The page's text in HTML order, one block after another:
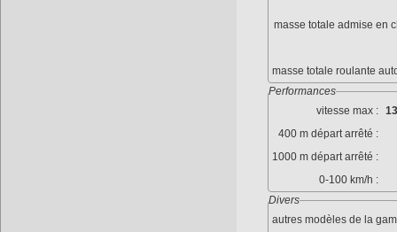
masse totale admise en
masse totale roulante
Performances
vitesse max :
400 m départ arrêté :
1000 m départ arrêté :
0-100 km/h :
Divers
autres modèles de la